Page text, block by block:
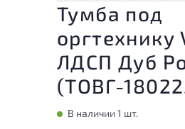
Тумба под
оргтехнику
ЛДСП Дуб
(ТОВГ-
В наличии 1 шт.